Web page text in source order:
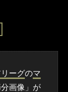
ーグのマ
画像」が